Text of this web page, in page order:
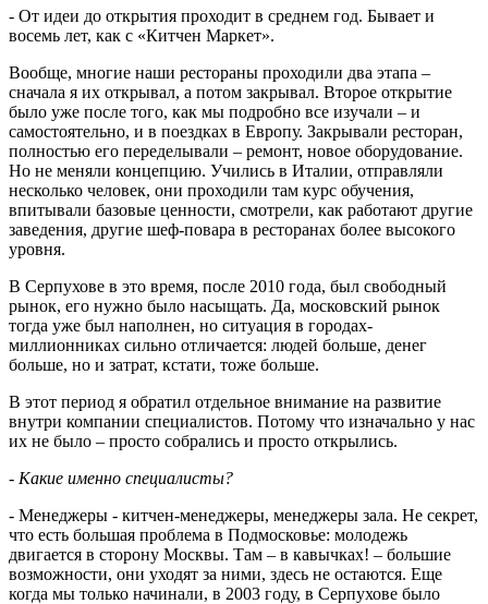
- От идеи до открытия проходит в среднем год. Бывает и
восемь лет, как с «Китчен Маркет».
Вообще, многие наши рестораны проходили два этапа –
сначала я их открывал, а потом закрывал. Второе открытие
было уже после того, как мы подробно все изучали – и
самостоятельно, и в поездках в Европу. Закрывали ресторан,
полностью его переделывали – ремонт, новое оборудование.
Но не меняли концепцию. Учились в Италии, отправляли
несколько человек, они проходили там курс обучения,
впитывали базовые ценности, смотрели, как работают другие
заведения, другие шеф-повара в ресторанах более высокого
уровня.
В Серпухове в это время, после 2010 года, был свободный
рынок, его нужно было насыщать. Да, московский рынок
тогда уже был наполнен, но ситуация в городах-
миллионниках сильно отличается: людей больше, денег
больше, но и затрат, кстати, тоже больше.
В этот период я обратил отдельное внимание на развитие
внутри компании специалистов. Потому что изначально у нас
их не было – просто собрались и просто открылись.
- Какие именно специалисты?
- Менеджеры - китчен-менеджеры, менеджеры зала. Не секрет,
что есть большая проблема в Подмосковье: молодежь
двигается в сторону Москвы. Там – в кавычках! – большие
возможности, они уходят за ними, здесь не остаются. Еще
когда мы только начинали, в 2003 году, в Серпухове было